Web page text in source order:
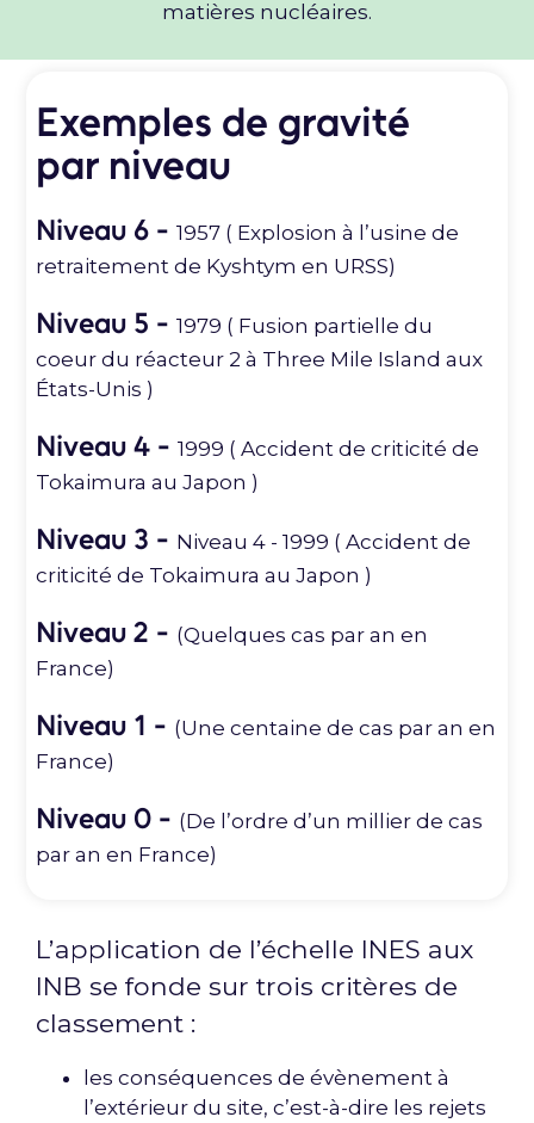
matières nucléaires.
Exemples de gravité
par niveau
Niveau 6 -1957 ( Explosion à l’usine de
retraitement de Kyshtym en URSS)
Niveau 5 -1979 ( Fusion partielle du
coeur du réacteur 2 à Three Mile Island aux
États-Unis )
Niveau 4 -1999 ( Accident de criticité de
Tokaimura au Japon )
Niveau 3 - Niveau 4 - 1999 ( Accident de
criticité de Tokaimura au Japon )
Niveau 2 - (Quelques cas par an en
France)
Niveau 1 - (Une centaine de cas par an en
France)
Niveau 0 - (De l’ordre d’un millier de cas
par an en France)
L’application de l’échelle INES aux
INB se fonde sur trois critères de
classement :
les conséquences de évènement à
l’extérieur du site, c’est-à-dire les rejets